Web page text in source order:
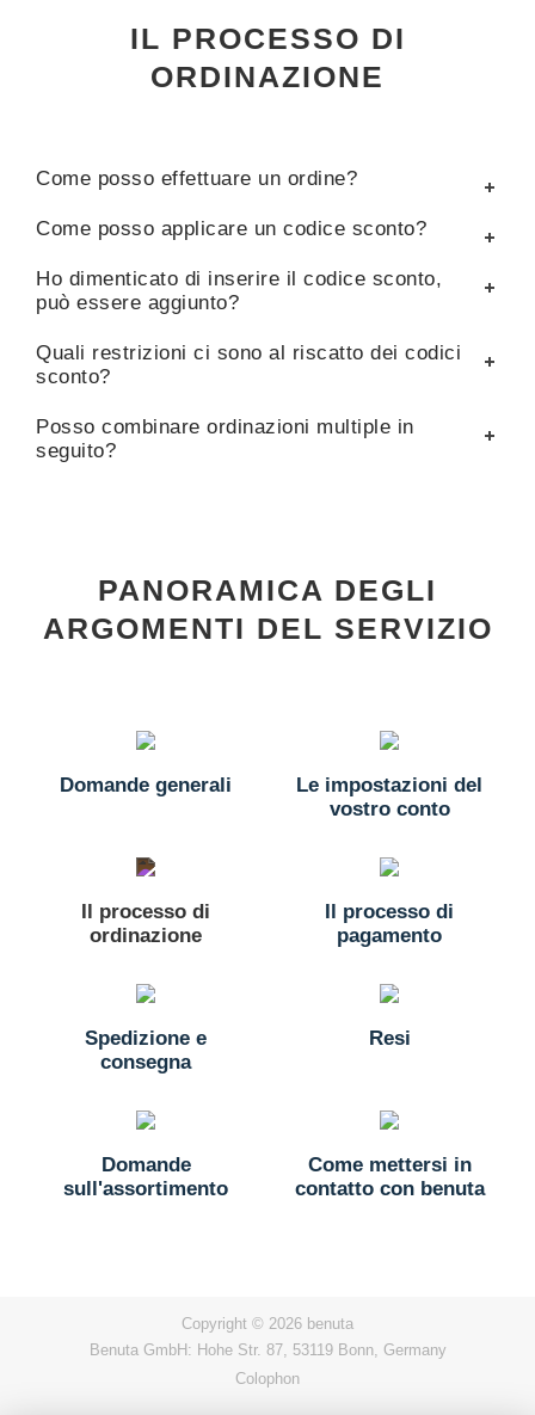
IL PROCESSO DI
ORDINAZIONE
Come posso effettuare un ordine?
Come posso applicare un codice sconto?
Ho dimenticato di inserire il codice sconto,
può essere aggiunto?
Quali restrizioni ci sono al riscatto dei codici
sconto?
Posso combinare ordinazioni multiple in
seguito?
PANORAMICA DEGLI
ARGOMENTI DEL SERVIZIO
Domande generali
Le impostazioni del
vostro conto
Il processo di
ordinazione
Il processo di
pagamento
Spedizione e
consegna
Resi
Domande
sull'assortimento
Come mettersi in
contatto con benuta
Copyright © 2026 benuta
Benuta GmbH: Hohe Str. 87, 53119 Bonn, Germany
Colophon